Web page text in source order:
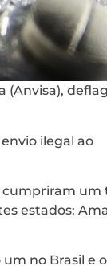
(Anvisa),
ilegal ao
cumpriram um
estados:
um no Brasil e